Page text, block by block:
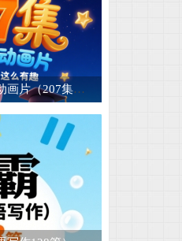
片可打印-1500张 4.
倒影高山脉河流小
图片素材宝宝幼儿
【语法】宝藏英语语法动画片（207集） 学语法竟然可以